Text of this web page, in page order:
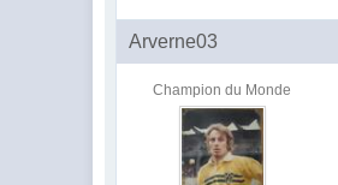
Arverne03
Champion du Monde